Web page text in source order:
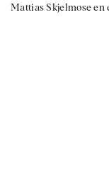
Mattias Skjelmose en